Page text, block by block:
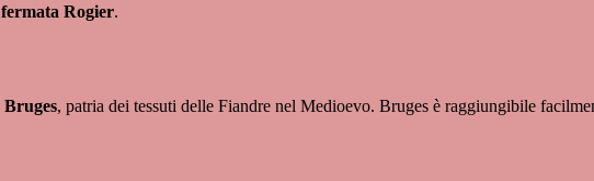
fermata Rogier.
Bruges, patria dei tessuti delle Fiandre nel Medioevo. Bruges è raggiungibile